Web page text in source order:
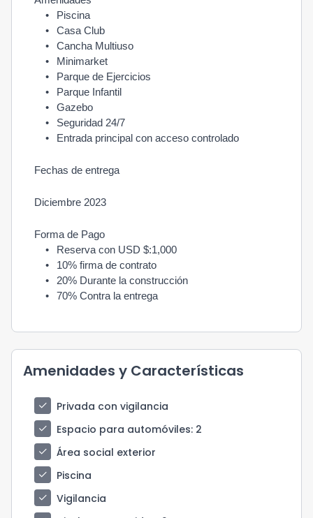
•
Piscina
•
Casa Club
•
Cancha Multiuso
•
Minimarket
•
Parque de Ejercicios
•
Parque Infantil
•
Gazebo
•
Seguridad 24/7
•
Entrada principal con acceso controlado
Fechas de entrega
Diciembre 2023
Forma de Pago
•
Reserva con USD $:1,000
•
10% firma de contrato
•
20% Durante la construcción
•
70% Contra la entrega
Amenidades y Características
check
Privada con vigilancia
check
Espacio para automóviles: 2
check
Área social exterior
check
Piscina
check
Vigilancia